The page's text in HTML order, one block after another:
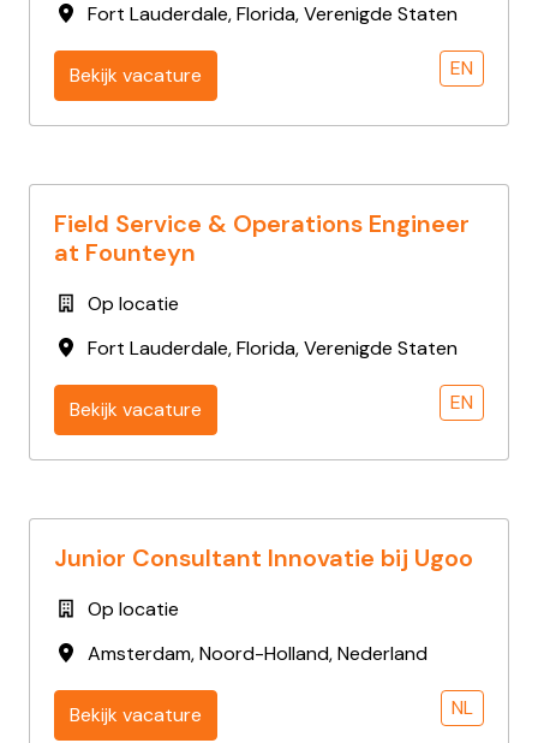
Fort Lauderdale,Florida,Verenigde Staten
Bekijk vacature EN
Field Service & Operations Engineer
at Founteyn
Op locatie
Fort Lauderdale,Florida,Verenigde Staten
Bekijk vacature EN
Junior Consultant Innovatie bij Ugoo
Op locatie
Amsterdam,Noord-Holland,Nederland
Bekijk vacature NL